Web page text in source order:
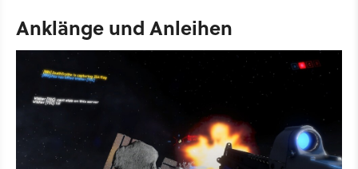
Anklänge und Anleihen